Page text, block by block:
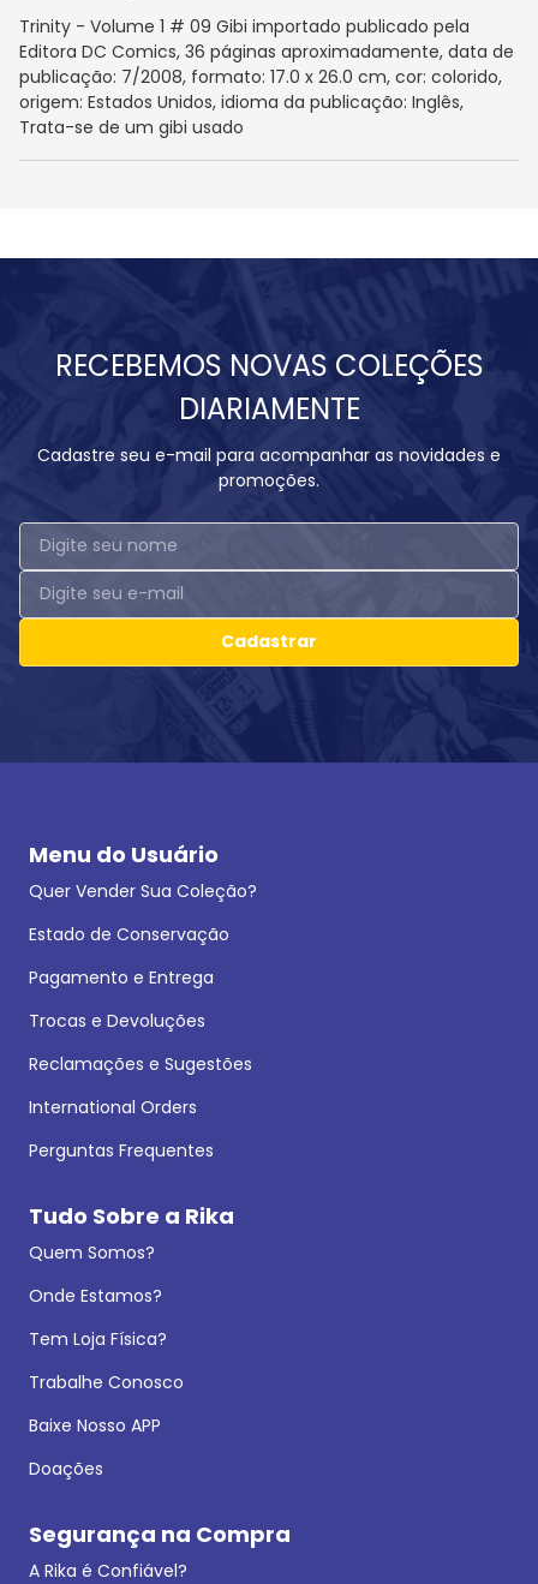
Trinity - Volume 1 # 09 Gibi importado publicado pela
Editora DC Comics, 36 páginas aproximadamente, data de
publicação: 7/2008, formato: 17.0 x 26.0 cm, cor: colorido,
origem: Estados Unidos, idioma da publicação: Inglês,
Trata-se de um gibi usado
RECEBEMOS NOVAS COLEÇÕES
DIARIAMENTE
Cadastre seu e-mail para acompanhar as novidades e
promoções.
Cadastrar
Menu do Usuário
Quer Vender Sua Coleção?
Estado de Conservação
Pagamento e Entrega
Trocas e Devoluções
Reclamações e Sugestões
International Orders
Perguntas Frequentes
Tudo Sobre a Rika
Quem Somos?
Onde Estamos?
Tem Loja Física?
Trabalhe Conosco
Baixe Nosso APP
Doações
Segurança na Compra
A Rika é Confiável?